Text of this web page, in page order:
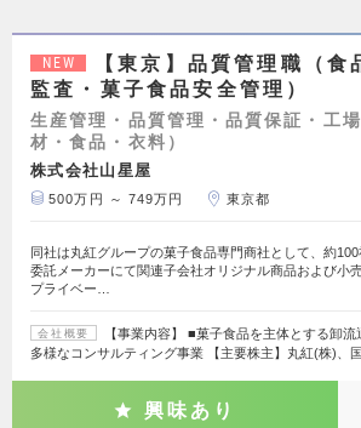
NEW
【東京】品質管理職（食
監査・菓子食品安全管理）
生産管理・品質管理・品質保証・工
材・食品・衣料）
株式会社山星屋
500万円 ～ 749万円 東京都
同社は丸紅グループの菓子食品専門商社として、約
委託メーカーにて関連子会社オリジナル商品および小
プライベー…
会社概要
【事業内容】 ■菓子食品を主体とする卸
多様なコンサルティング事業 【主要株主】丸紅(株)、
興味あり